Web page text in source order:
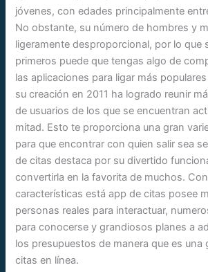
jóvenes, con edades principalmente
No obstante, su número de hombres y
ligeramente desproporcional, por lo que
primeros puede que tengas algo de
las aplicaciones para ligar más
su creación en 2011 ha logrado reunir
de usuarios de los que se encuentran
mitad. Esto te proporciona una gran
para que encontrar con quien salir sea
de citas destaca por su divertido
convertirla en la favorita de muchos.
características está app de citas posee
personas reales para interactuar,
para conocerse y grandiosos planes a
los presupuestos de manera que es una
citas en línea.